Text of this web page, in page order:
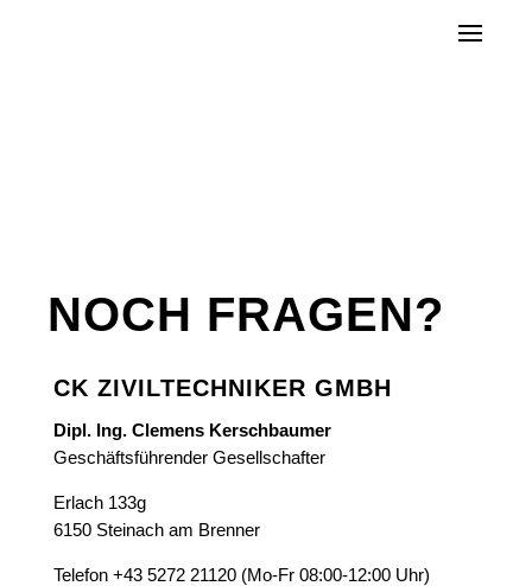
NOCH FRAGEN?
CK ZIVILTECHNIKER GMBH
Dipl. Ing. Clemens Kerschbaumer
Geschäftsführender Gesellschafter
Erlach 133g
6150 Steinach am Brenner
Telefon +43 5272 21120 (Mo-Fr 08:00-12:00 Uhr)